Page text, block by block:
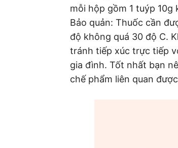
mỗi hộp gồm 1 tuýp
Bảo quản: Thuốc cần
độ không quá 30 độ C.
tránh tiếp xúc trực tiếp
gia đình. Tốt nhất bạn
chế phẩm liên quan